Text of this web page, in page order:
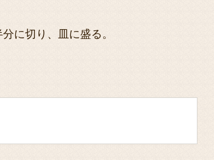
に切り、皿に盛る。